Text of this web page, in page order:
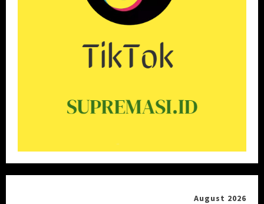
August 2026